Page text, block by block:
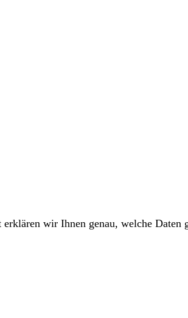
wir Ihnen genau, welche Daten